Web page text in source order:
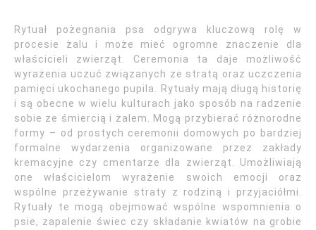
Rytuał pożegnania psa odgrywa kluczową rolę w
procesie żalu i może mieć ogromne znaczenie dla
właścicieli zwierząt. Ceremonia ta daje możliwość
wyrażenia uczuć związanych ze stratą oraz uczczenia
pamięci ukochanego pupila. Rytuały mają długą historię
i są obecne w wielu kulturach jako sposób na radzenie
sobie ze śmiercią i żalem. Mogą przybierać różnorodne
formy – od prostych ceremonii domowych po bardziej
formalne wydarzenia organizowane przez zakłady
kremacyjne czy cmentarze dla zwierząt. Umożliwiają
one właścicielom wyrażenie swoich emocji oraz
wspólne przeżywanie straty z rodziną i przyjaciółmi.
Rytuały te mogą obejmować wspólne wspomnienia o
psie, zapalenie świec czy składanie kwiatów na grobie